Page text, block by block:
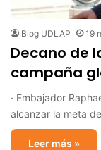
Blog UDLAP 19
Decano de
campaña
· Embajador
alcanzar la meta
Leer más »